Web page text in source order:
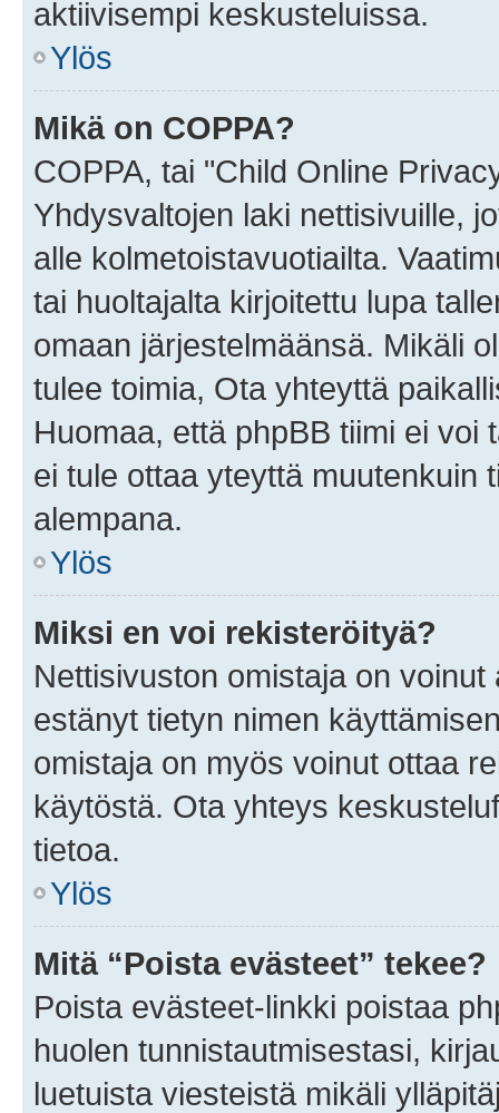
aktiivisempi keskusteluissa.
Ylös
Mikä on COPPA?
COPPA, tai "Child Online
Yhdysvaltojen laki nettisivuille,
alle kolmetoistavuotiailta.
tai huoltajalta kirjoitettu lupa
omaan järjestelmäänsä. Mikäli
tulee toimia, Ota yhteyttä
Huomaa, että phpBB tiimi ei
ei tule ottaa yteyttä muutenkuin
alempana.
Ylös
Miksi en voi rekisteröityä?
Nettisivuston omistaja on
estänyt tietyn nimen
omistaja on myös voinut ottaa
käytöstä. Ota yhteys
tietoa.
Ylös
Mitä “Poista evästeet” tekee?
Poista evästeet-linkki poistaa
huolen tunnistautmisestasi,
luetuista viesteistä mikäli